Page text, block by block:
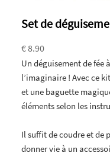
Set de
€ 8.90
Un déguisement de
l’imaginaire ! Avec ce
et une baguette
éléments selon les
Il suffit de coudre et de
donner vie à un